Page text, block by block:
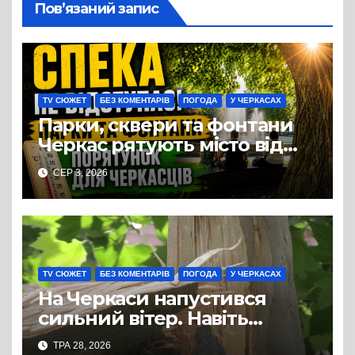
Пов’язаний запис
TV СЮЖЕТ БЕЗ КОМЕНТАРІВ ПОГОДА У ЧЕРКАСАХ
Парки, сквери та фонтани
Черкас рятують місто від
пекельної серпневої спеки
СЕР 3, 2026
TV СЮЖЕТ БЕЗ КОМЕНТАРІВ ПОГОДА У ЧЕРКАСАХ
На Черкаси напустився
сильний вітер. Навіть
столітні дерева не
ТРА 28, 2026